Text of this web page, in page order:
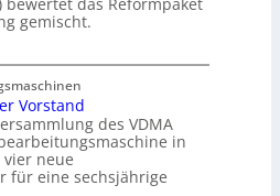
gemischt.
Vorstand
des VDMA
in
neue
für eine sechsjährige